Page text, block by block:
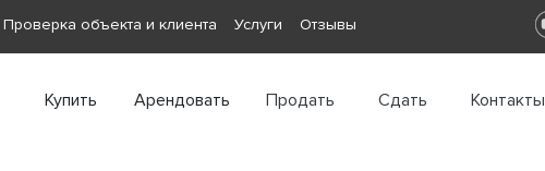
Проверка объекта и клиента Услуги Отзывы
Купить Арендовать Продать Сдать Контакты